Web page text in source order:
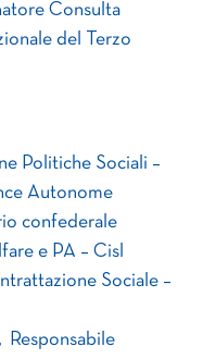
Consulta
del Terzo
Politiche Sociali –
Autonome
confederale
e PA – Cisl
Sociale –
, Responsabile